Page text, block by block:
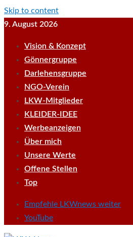
Skip to content
9. August 2026
Vision & Konzept
Gönnergruppe
Darlehensgruppe
NGO-Verein
LKW-Mitglieder
KLEIDER-IDEE
Werbeanzeigen
Über mich
Unsere Werte
Offene Stellen
Top
Empfehle LKWnews weiter
YouTube